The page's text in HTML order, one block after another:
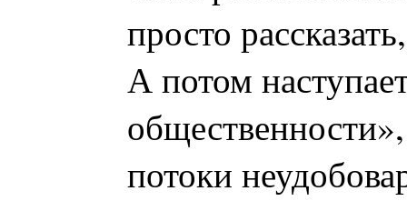
просто
А потом
потоки